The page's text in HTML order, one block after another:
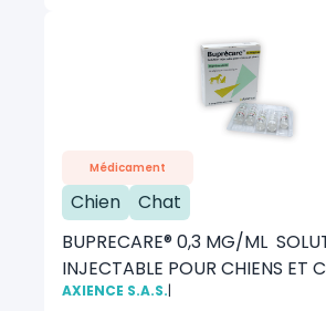
Médicament
Chien
Chat
BUPRECARE® 0,3 MG/ML
INJECTABLE POUR CHIENS ET
AXIENCE S.A.S.|